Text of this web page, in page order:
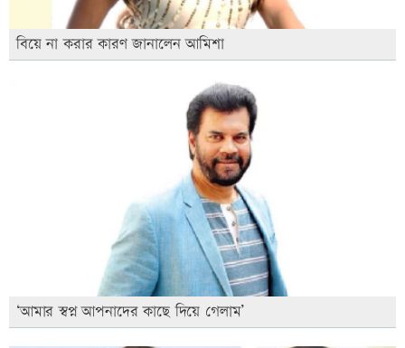
বিয়ে না করার কারণ জানালেন আমিশা
‘আমার স্বপ্ন আপনাদের কাছে দিয়ে গেলাম’